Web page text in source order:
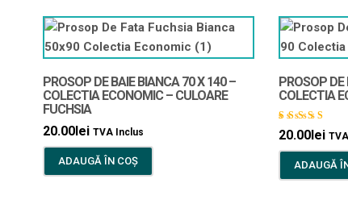
PROSOP DE BAIE BIANCA 70 X 140 –
COLECTIA ECONOMIC – CULOARE
FUCHSIA
20.00lei TVA Inclus
ADAUGĂ ÎN COȘ
PROSOP
COLECTIA
Evaluat
la5.00
din 5
20.00lei
ADAUGĂ